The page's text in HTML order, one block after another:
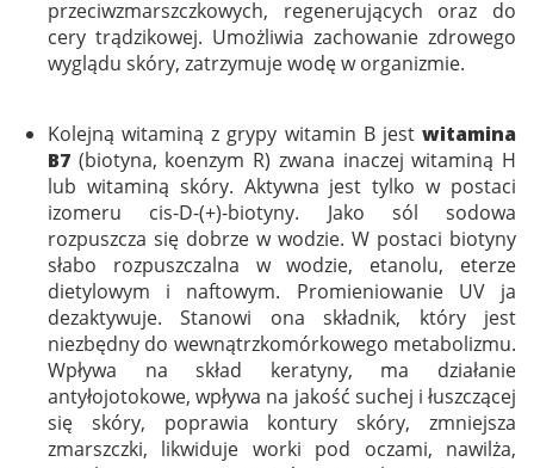
przeciwzmarszczkowych, regenerujących oraz do
cery trądzikowej. Umożliwia zachowanie zdrowego
wyglądu skóry, zatrzymuje wodę w organizmie.
Kolejną witaminą z grypy witamin B jest witamina
B7 (biotyna, koenzym R) zwana inaczej witaminą H
lub witaminą skóry. Aktywna jest tylko w postaci
izomeru cis-D-(+)-biotyny. Jako sól sodowa
rozpuszcza się dobrze w wodzie. W postaci biotyny
słabo rozpuszczalna w wodzie, etanolu, eterze
dietylowym i naftowym. Promieniowanie UV ja
dezaktywuje. Stanowi ona składnik, który jest
niezbędny do wewnątrzkomórkowego metabolizmu.
Wpływa na skład keratyny, ma działanie
antyłojotokowe, wpływa na jakość suchej i łuszczącej
się skóry, poprawia kontury skóry, zmniejsza
zmarszczki, likwiduje worki pod oczami, nawilża,